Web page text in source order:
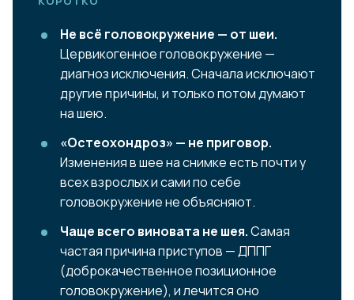
Не всё головокружение — от шеи.
Цервикогенное головокружение —
диагноз исключения. Сначала исключают
другие причины, и только потом думают
на шею.
«Остеохондроз» — не приговор.
Изменения в шее на снимке есть почти у
всех взрослых и сами по себе
головокружение не объясняют.
Чаще всего виновата не шея.Самая
частая причина приступов — ДППГ
(доброкачественное позиционное
головокружение), и лечится оно